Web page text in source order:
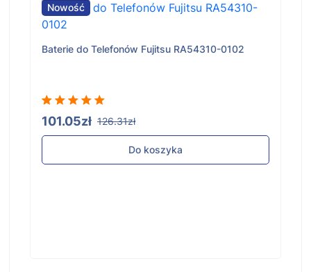
Nowość
Baterie do Telefonów Fujitsu RA54310-0102
101.05zł 126.31zł
Do koszyka